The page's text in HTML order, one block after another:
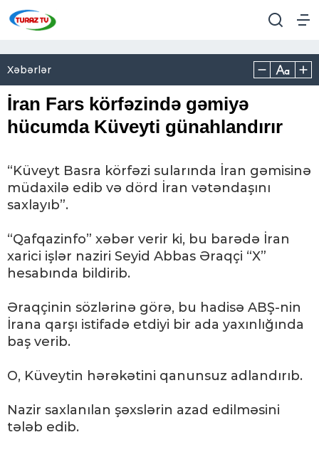
Xəbərlər
İran Fars körfəzində gəmiyə
hücumda Küveyti günahlandırır
“Küveyt Basra körfəzi sularında İran gəmisinə
müdaxilə edib və dörd İran vətəndaşını
saxlayıb”.
“Qafqazinfo” xəbər verir ki, bu barədə İran
xarici işlər naziri Seyid Abbas Əraqçi “X”
hesabında bildirib.
Əraqçinin sözlərinə görə, bu hadisə ABŞ-nin
İrana qarşı istifadə etdiyi bir ada yaxınlığında
baş verib.
O, Küveytin hərəkətini qanunsuz adlandırıb.
Nazir saxlanılan şəxslərin azad edilməsini
tələb edib.